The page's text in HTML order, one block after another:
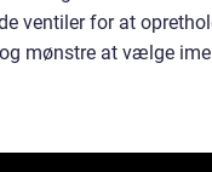
ventiler for at
mønstre at vælge